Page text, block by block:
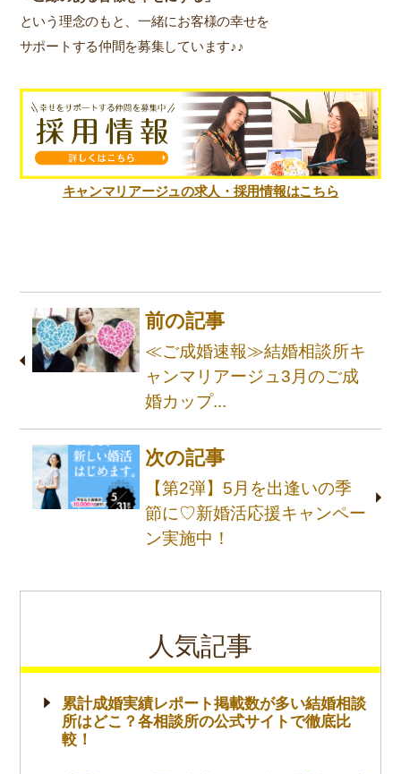
という理念のもと、一緒にお客様の幸せを
サポートする仲間を募集しています♪♪
キャンマリアージュの求人・採用情報はこちら
人気記事
累計成婚実績レポート掲載数が多い結婚相談
所はどこ？各相談所の公式サイトで徹底比
較！
前の記事
≪ご成婚速報≫結婚相談所キ
ャンマリアージュ3月のご成
婚カップ...
次の記事
【第2弾】5月を出逢いの季
節に♡新婚活応援キャンペー
ン実施中！